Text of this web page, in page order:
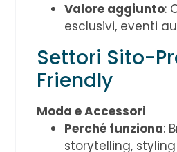
Valore aggiunto:
esclusivi, eventi
Settori Sito-
Friendly
Moda e Accessori
Perché funziona:
storytelling, styling